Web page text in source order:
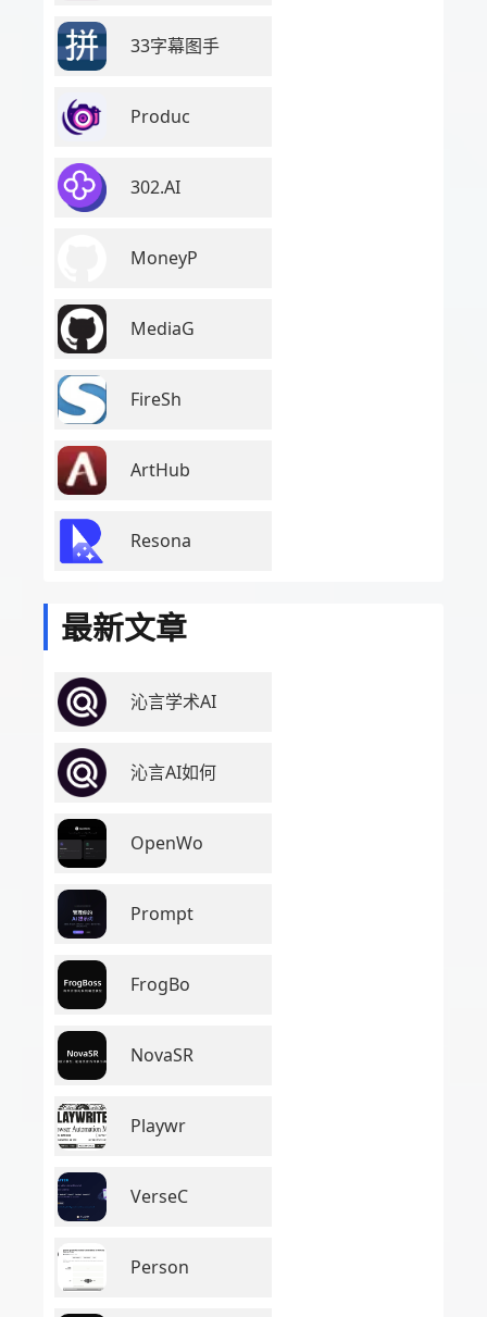
33字幕图手
Produc
302.AI
MoneyP
MediaG
FireSh
ArtHub
Resona
最新文章
沁言学术AI
沁言AI如何
OpenWo
Prompt
FrogBo
NovaSR
Playwr
VerseC
Person